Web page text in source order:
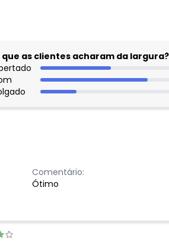
que as clientes acharam da largura?
Comentário:
Ótimo